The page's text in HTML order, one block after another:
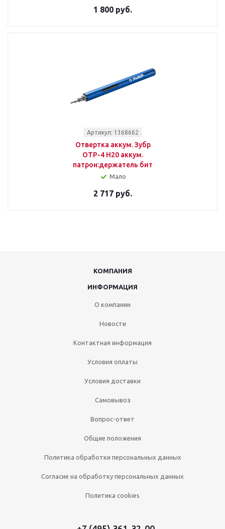
1 800 руб.
Артикул: 1368662
Отвертка аккум. Зубр
ОТР-4 Н20 аккум.
патрон:держатель бит
Мало
2 717 руб.
КОМПАНИЯ
ИНФОРМАЦИЯ
О компании
Новости
Контактная информация
Условия оплаты
Условия доставки
Самовывоз
Вопрос-ответ
Общие положения
Политика обработки персональных данных
Согласие на обработку персональных данных
Политика cookies